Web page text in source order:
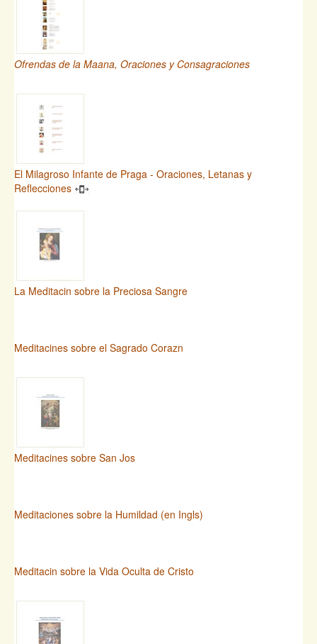
Ofrendas de la Maana, Oraciones y Consagraciones
El Milagroso Infante de Praga - Oraciones, Letanas y
Reflecciones
La Meditacin sobre la Preciosa Sangre
Meditacines sobre el Sagrado Corazn
Meditacines sobre San Jos
Meditaciones sobre la Humildad (en Ingls)
Meditacin sobre la Vida Oculta de Cristo